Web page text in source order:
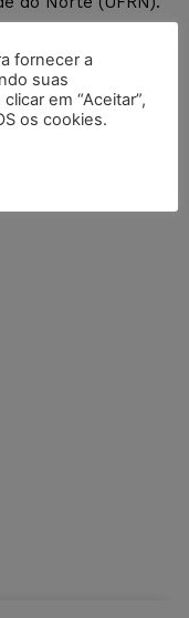
fornecer a
suas
em “Aceitar”,
os cookies.